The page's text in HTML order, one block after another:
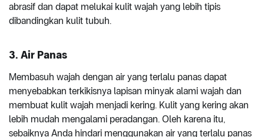
abrasif dan dapat melukai kulit wajah yang lebih tipis
dibandingkan kulit tubuh.
3. Air Panas
Membasuh wajah dengan air yang terlalu panas dapat
menyebabkan terkikisnya lapisan minyak alami wajah dan
membuat kulit wajah menjadi kering. Kulit yang kering akan
lebih mudah mengalami peradangan. Oleh karena itu,
sebaiknya Anda hindari menggunakan air yang terlalu panas